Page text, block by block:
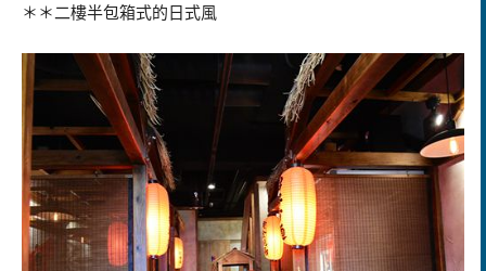
＊＊二樓半包箱式的日式風